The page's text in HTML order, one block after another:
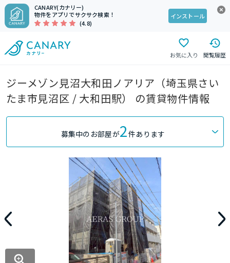
CANARY(カナリー)
物件をアプリでサクサク検索！
(4.8)
インストール
お気に入り 閲覧履歴
ジーメゾン見沼大和田ノアリア（埼玉県さい
たま市見沼区 / 大和田駅） の賃貸物件情報
募集中のお部屋が2件あります